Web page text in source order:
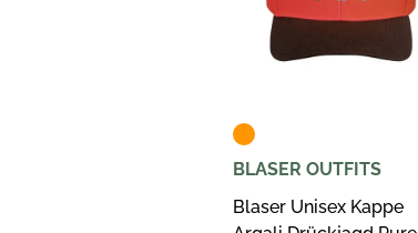
BLASER OUTFITS
Blaser Unisex Kappe